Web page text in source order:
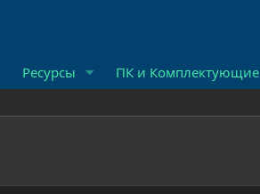
Ресурсы ПК и Комплектующие